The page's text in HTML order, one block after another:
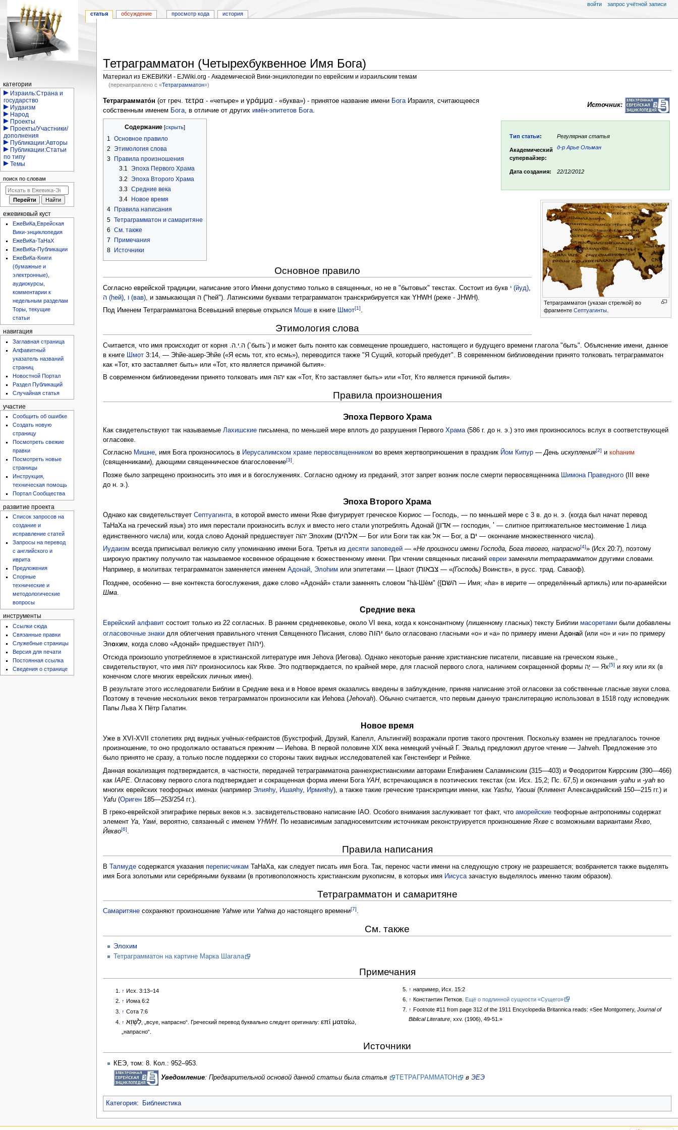
Тетраграмматон (Четырехбуквенное Имя Бога)
Материал из ЕЖЕВИКИ - EJWiki.org - Академической Вики-энциклопедии по еврейским и израильским темам
(перенаправлено с «Тетраграмматон»)
Перейти
к
навигации
Перейти
к
поиску
Источник:
Тип статьи: Регулярная статья
Академический
супервайзер:
д-р Арье Ольман
Дата создания: 22/12/2012
Тетраграмматон (указан стрелкой) во
фрагментеСептуагинты.
Тетраграммато́н (от греч.τετρα - «четыре» иγράμμα - «буква») - принятое название имени БогаИзраиля, считающееся
собственным именем Бога, в отличие от другихимён-эпитетов Бога.
Содержание
1 Основное правило
2 Этимология слова
3
Правила произношения
3.1 Эпоха Первого Храма
3.2 Эпоха Второго Храма
3.3 Средние века
3.4
Новое время
4
Правила написания
5 Тетраграмматон и самаритяне
6 См. также
7
Примечания
8
Источники
Основное правило
Согласно еврейской традиции, написание этого Имени допустимо только в священных, но не в "бытовых" текстах. Состоит из букв י (йуд)
ה (hей)
ו (вав)
, и замыкающая ה ("hей"). Латинскими буквами тетраграмматон транскрибируется как YHWH (реже - JHWH).
Под Именем Тетраграмматона Всeвышний впервые открылся Моше в книге Шмот[1].
Этимология слова
Считается, что имя происходит от корня .ה.י.ה (`быть`) и может быть понято как совмещение прошедшего, настоящего и будущего времени глагола "быть". Объяснение имени, данное
в книге
Шмот 3:14, — Эhйе-ашер-Эhйе («Я есмь тот, кто есмь»), переводится также "Я Сущий, который пребудет". В современном библиоведении принято толковать тетраграмматон
как «Тот, кто заставляет быть» или «Тот, кто является причиной бытия».
В современном библиоведении принято толковать имя יהוה как «Тот, Кто заставляет быть» или «Тот, Кто является причиной бытия».
Правила произношения
Эпоха Первого Храма
Как свидетельствуют так называемые Лахишские письмена, по меньшей мере вплоть до разрушения ПервогоХрама (586 г. до н. э.) это имя произносилось вслух в соответствующей
огласовке.
Согласно Мишне, имя Бога произносилось в Иерусалимском храме первосвященником во время жертвоприношения в праздник Йом Кипур —День искупления[2] икоhаним
(священниками), дающими священническое благословение[3].
Позже было запрещено произносить это имя и в богослужениях. Согласно одному из преданий, этот запрет возник после смерти первосвященника
Шимона Праведного (III веке
до н. э.).
Эпоха Второго Храма
Однако как свидетельствуетСептуагинта, в которой вместо имени Яхве фигурирует греческое Кюриос — Господь, — по меньшей мере с 3 в. до н. э. (когда был начат перевод
ТаНаХа на греческий язык) это имя перестали произносить вслух и вместо него стали употреблять Адонай (
אדון— господин,' — слитное притяжательное местоимение 1 лица
единственного числа) или, когда слово Адонай предшествует יהוה Элохим (אלהים — Бог или Боги так как אל — Бог, а ים — окончание множественного числа).
Иудаизм всегда приписывал великую силу упоминанию имени Бога. Третья издесяти заповедей — «Не произноси имени Господа, Бога твоего, напрасно[4]» (Исх 20:7), поэтому
широкую практику получило так называемое косвенное обращение к божественному имени. При чтении священных писанийевреи заменялитетраграмматон другими словами.
Например, в молитвах тетраграмматон заменяется именемАдонай Элоhим или эпитетами — Цваот (צבאות — «(Господь) Воинств», в русс. трад. Саваоф).
Позднее, особенно — вне контекста богослужения, даже слово «Адона́й» стали заменять словом "hа̀-Ше́м" ({
השם— Имя; «hа» в иврите — определённый артикль) или по-арамейски
Шма.
Средние века
Еврейский алфавит состоит только из 22 согласных. В раннем средневековье, около VI века, когда к консонантному (лишенному гласных) тексту Библиимасоретами были добавлены
огласовочные знаки для облегчения правильного чтения Священного Писания, слово יהוה было огласовано гласными «о» и «а» по примеру имени Адонай (или «о» и «и» по примеру
Элохим, когда слово «Адонай» предшествует יהוה).
Отсюда произошло употребляемое в христианской литературе имя Jehova (Иегова). Однако некоторые ранние христианские писатели, писавшие на греческом языке.,
свидетельствуют, что имя יהוה произносилось как Яхве. Это подтверждается, по крайней мере, для гласной первого слога, наличием сокращенной формы יָה — Ях[5] и яху или ях (в
конечном слоге многих еврейских личных имен).
В результате этого исследователи Библии в Средние века и в Новое время оказались введены в заблуждение, приняв написание этой огласовки за собственные гласные звуки слова.
Поэтому в течение нескольких веков тетраграмматон произносили как Иеhова (Jehovah). Обычно считается, что первым данную транслитерацию использовал в 1518 году исповедник
Папы Льва X Пётр Галатин.
Новое время
Уже в XVI-XVII столетиях ряд видных учёных-гебраистов (Букстрофий, Друзий, Капелл, Альтингий) возражали против такого прочтения. Поскольку взамен не предлагалось точное
произношение, то оно продолжало оставаться прежним — Иеhова. В первой половине XIX века немецкий учёный Г. Эвальд предложил другое чтение — Jahveh. Предложение это
было принято не сразу, а только после поддержки со стороны таких видных исследователей как Генстенберг и Рейнке.
Данная вокализация подтверждается, в частности, передачей тетраграмматона ран­нехристианскими авторами Епифанием Саламинским (315—403) и Феодоритом Киррским (390—466)
какIAPE . Огласовку первого слога подтверждает и сокращенная фор­ма имени Бога YAH, встречающаяся в поэтических текстах (см. Исх. 15,2; Пс. 67,5) и окончания-yahu и-yah во
многих еврейских теофорных именах (например Элияhу, Ишаяhу, Ирмияhу), а также такие греческие транскрипции имени, как Yashu Yaouai (Климент Александрийский 150—215 гг.) и
Yafu (Ориген 185—253/254 гг.).
В греко-еврейской эпиграфике первых веков н.э. засвидетельствовано написание IAO. Особого внимания заслуживает тот факт, чтоаморейские теофорные антропонимы содержат
элемент Ya, Yawi, вероятно, связанный с именем YHWH. По независимым западносемитским источникам реконструируется произношениеЯхве с возможными вариантамиЯхво,
Йехво[6].
Правила написания
ВТалмуде содержатся указанияпереписчикам ТаНаХа, как следует писать имя Бога. Так, перенос части имени на следующую строку не разрешается; возбраняется также выделять
имя Бога золотыми или серебряными буквами (в противоположность христианским рукописям, в которых имя Иисусазачастую выделялось именно таким образом).
Тетраграмматон и самаритяне
Самаритяне сохраняют произношение Yahwe или Yahwa до настоящего времени[7].
См. также
Элохим
Тетраграмматон на картине Марка Шагала
Примечания
↑ Исх. 3:13–14
↑ Иома 6:2
↑ Сота 7:6
↑ לַשָּׁוְא, „всуе, напрасно“. Греческий перевод буквально следует оригиналу: επί ματαίω,
„напрасно“.
↑ например, Исх. 15:2
↑ Константин Петков. Ещё о подлинной сущности «Сущего»
↑ Footnote #11 from page 312 of the 1911 Encyclopedia Britannica reads: «See Montgomery, Journal of
Biblical Literature, xxv. (1906), 49-51.»
Источники
КЕЭ, том: 8. Кол.: 952–953.
Уведомление: Предварительной основой данной статьи была статья ТЕТРАГРАММАТОН в ЭЕЭ
Категория: Библеистика
Навигация
статья обсуждение просмотр кода история
войти запрос учётной записи
категории
Израиль:Страна и
государство
Иудаизм
Народ
Проекты
Проекты/Участники/
дополнения
Публикации:Авторы
Публикации:Статьи
по типу
Темы
поиск по словам
ежевиковый куст
ЕжеВиКа,Еврейская
Вики-энциклопедия
ЕжеВиКа-ТаНаХ
ЕжеВиКа-Публикации
ЕжеВиКа-Книги
(бумажные и
электронные),
аудиокурсы,
комментарии к
недельным разделам
Торы, текущие
статьи
навигация
Заглавная страница
Алфавитный
указатель названий
страниц
Новостной Портал
Раздел Публикаций
Случайная статья
участие
Сообщить об ошибке
Создать новую
страницу
Посмотреть свежие
правки
Посмотреть новые
страницы
Инструкция,
техническая помощь
Портал Сообщества
развитие проекта
Список запросов на
создание и
исправление статей
Запросы на перевод
с английского и
иврита
Предложения
Спорные
технические и
методологические
вопросы
инструменты
Ссылки сюда
Связанные правки
Служебные страницы
Версия для печати
Постоянная ссылка
Сведения о странице